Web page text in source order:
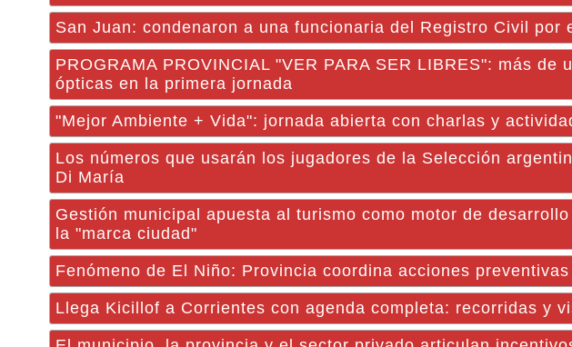
San Juan: condenaron a una funcionaria del Registro Civil por
PROGRAMA PROVINCIAL "VER PARA SER LIBRES": más
ópticas en la primera jornada
"Mejor Ambiente + Vida": jornada abierta con charlas y
Los números que usarán los jugadores de la Selección
Di María
Gestión municipal apuesta al turismo como motor de
la "marca ciudad"
Fenómeno de El Niño: Provincia coordina acciones
Llega Kicillof a Corrientes con agenda completa: recorridas y